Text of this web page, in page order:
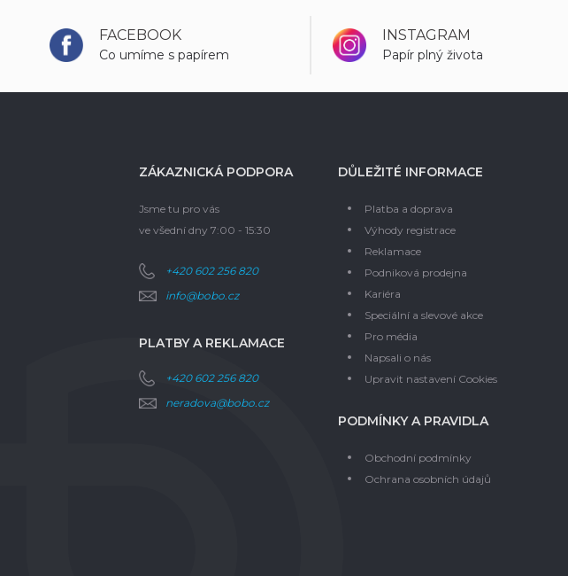
FACEBOOK
Co umíme s papírem
INSTAGRAM
Papír plný života
ZÁKAZNICKÁ PODPORA
Jsme tu pro vás
ve všední dny 7:00 - 15:30
+420 602 256 820
info@bobo.cz
PLATBY A REKLAMACE
+420 602 256 820
neradova@bobo.cz
DŮLEŽITÉ INFORMACE
Platba a doprava
Výhody registrace
Reklamace
Podniková prodejna
Kariéra
Speciální a slevové akce
Pro média
Napsali o nás
Upravit nastavení Cookies
PODMÍNKY A PRAVIDLA
Obchodní podmínky
Ochrana osobních údajů